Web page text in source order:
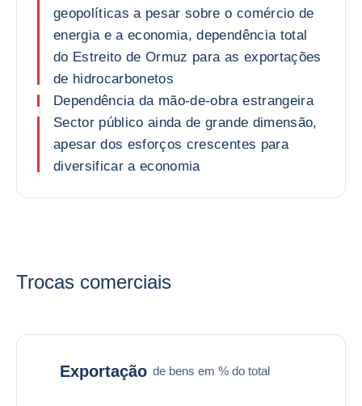
geopolíticas a pesar sobre o comércio de
energia e a economia, dependência total
do Estreito de Ormuz para as exportações
de hidrocarbonetos
Dependência da mão-de-obra estrangeira
Sector público ainda de grande dimensão,
apesar dos esforços crescentes para
diversificar a economia
Trocas comerciais
Exportação de bens em % do total